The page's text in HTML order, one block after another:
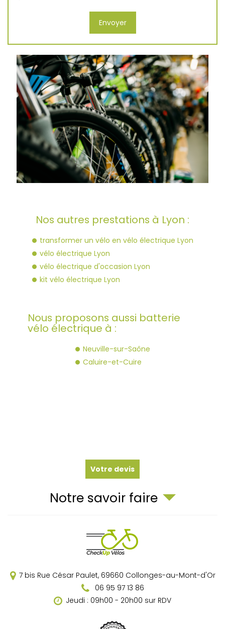
Nos autres prestations à Lyon :
transformer un vélo en vélo électrique Lyon
vélo électrique Lyon
vélo électrique d'occasion Lyon
kit vélo électrique Lyon
Nous proposons aussi batterie
vélo électrique à :
Neuville-sur-Saône
Caluire-et-Cuire
Votre devis
Notre savoir faire
7 bis Rue César Paulet, 69660 Collonges-au-Mont-d'Or
06 95 97 13 86
Jeudi : 09h00 - 20h00 sur RDV